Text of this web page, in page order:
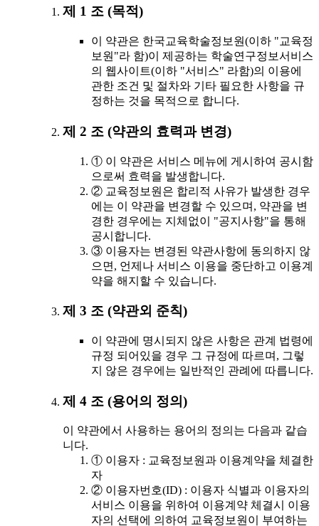
제 1 조 (목적)
이 약관은 한국교육학술정보원(이하 "교육정
보원"라 함)이 제공하는 학술연구정보서비스
의 웹사이트(이하 "서비스" 라함)의 이용에
관한 조건 및 절차와 기타 필요한 사항을 규
정하는 것을 목적으로 합니다.
제 2 조 (약관의 효력과 변경)
① 이 약관은 서비스 메뉴에 게시하여 공시함
으로써 효력을 발생합니다.
② 교육정보원은 합리적 사유가 발생한 경우
에는 이 약관을 변경할 수 있으며, 약관을 변
경한 경우에는 지체없이 "공지사항"을 통해
공시합니다.
③ 이용자는 변경된 약관사항에 동의하지 않
으면, 언제나 서비스 이용을 중단하고 이용계
약을 해지할 수 있습니다.
제 3 조 (약관외 준칙)
이 약관에 명시되지 않은 사항은 관계 법령에
규정 되어있을 경우 그 규정에 따르며, 그렇
지 않은 경우에는 일반적인 관례에 따릅니다.
제 4 조 (용어의 정의)
이 약관에서 사용하는 용어의 정의는 다음과 같습
니다.
① 이용자 : 교육정보원과 이용계약을 체결한
자
② 이용자번호(ID) : 이용자 식별과 이용자의
서비스 이용을 위하여 이용계약 체결시 이용
자의 선택에 의하여 교육정보원이 부여하는